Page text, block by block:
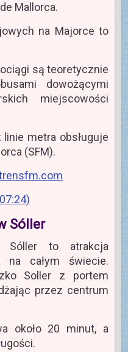
Mallorca.
na Majorce to
są teoretycznie
dowożącymi
miejscowości
metra obsługuje
(SFM).
Sóller
Sóller to atrakcja
na całym świecie.
Soller z portem
przez centrum
około 20 minut, a